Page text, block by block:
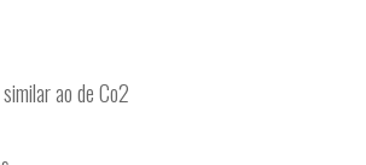
ao de Co2